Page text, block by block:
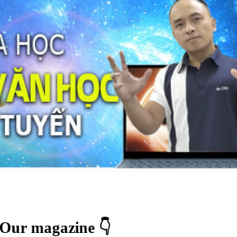
Our magazine 👇